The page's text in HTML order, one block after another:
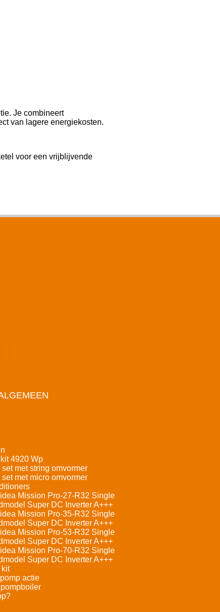
Je combineert
van lagere energiekosten.
voor een vrijblijvende
4920 Wp
met string omvormer
met micro omvormer
Mission Pro-27-R32 Single
Super DC Inverter A+++
Mission Pro-35-R32 Single
Super DC Inverter A+++
Mission Pro-53-R32 Single
Super DC Inverter A+++
Mission Pro-70-R32 Single
Super DC Inverter A+++
kit
actie